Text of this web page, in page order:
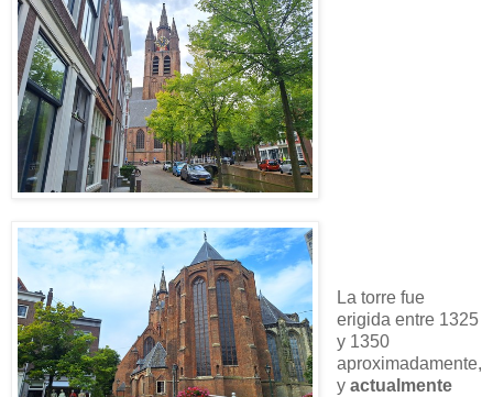
La torre fue
erigida entre 1325
y 1350
aproximadamente,
y actualmente